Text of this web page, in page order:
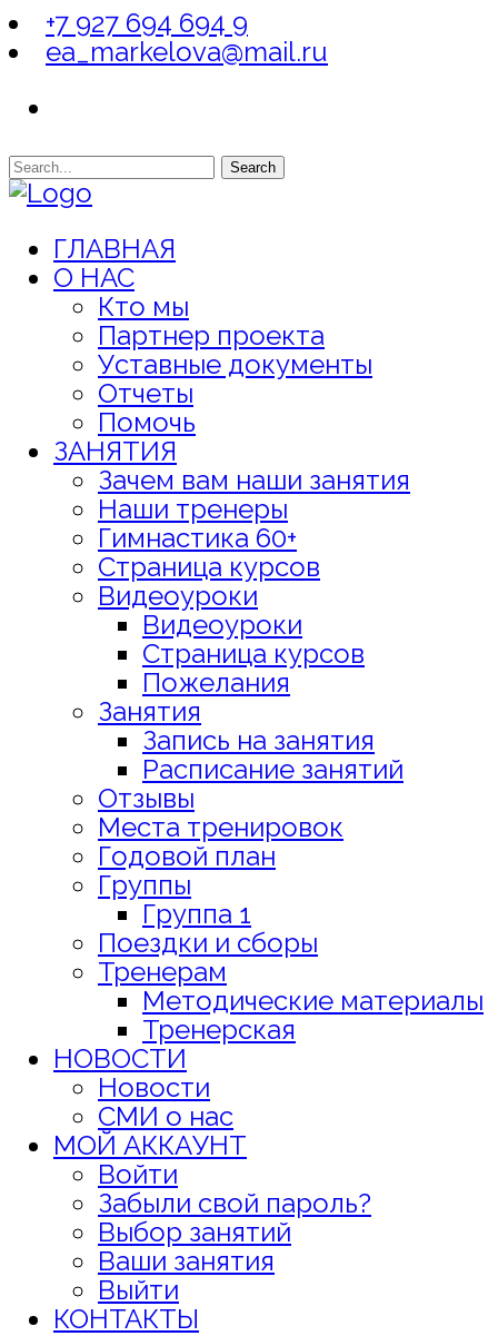
+7 927 694 694 9
ea_markelova@mail.ru
Search
ГЛАВНАЯ
О НАС
Кто мы
Партнер проекта
Уставные документы
Отчеты
Помочь
ЗАНЯТИЯ
Зачем вам наши занятия
Наши тренеры
Гимнастика 60+
Страница курсов
Видеоуроки
Видеоуроки
Страница курсов
Пожелания
Занятия
Запись на занятия
Расписание занятий
Отзывы
Места тренировок
Годовой план
Группы
Группа 1
Поездки и сборы
Тренерам
Методические материалы
Тренерская
НОВОСТИ
Новости
СМИ о нас
МОЙ АККАУНТ
Войти
Забыли свой пароль?
Выбор занятий
Ваши занятия
Выйти
КОНТАКТЫ